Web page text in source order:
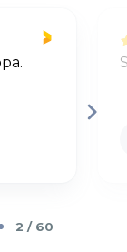
2 / 60